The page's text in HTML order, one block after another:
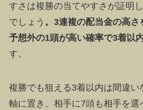
すさは複勝の当てやすさが証明
でしょう 。3連複の配当金の高さ
予想外の1頭が高い確率で3着以
す。
複勝でも狙える3着以内は間違い
軸に置き、相手に7頭も相手を選